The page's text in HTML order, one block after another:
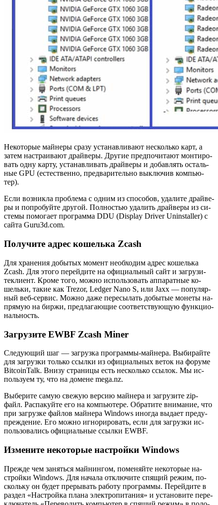
Неко­то­рые май­не­ры сразу уста­нав­ли­ва­ют несколь­ко карт, а
затем на­стра­и­ва­ют драй­ве­ры. Дру­гие пред­по­чи­та­ют мон­ти­ро­
вать одну карту, уста­нав­ли­вать драй­ве­ры и до­бав­лять осталь­
ные GPU (есте­ствен­но, пред­ва­ри­тель­но вы­клю­чив ком­пью­
тер).
Если воз­ник­ла про­бле­ма с одним из спо­со­бов, уда­ли­те драй­ве­
ры и по­про­буй­те дру­гой. Пол­но­стью уда­лить драй­ве­ры из си­
сте­мы по­мо­га­ет про­грам­ма DDU (Display Driver Uninstaller) с
сайта Guru3d.com.
Получите адрес кошелька Zcash
Для хра­не­ния до­бы­тых мо­мент необ­хо­дим адрес ко­шель­ка
Zcash. Для этого пе­рей­ди­те на офи­ци­аль­ный сайт и за­гру­зи­
текли­ент. Кроме того, можно ис­поль­зо­вать ап­па­рат­ные ко­
шель­ки, такие как Trezor, Ledger Nano S, или Jaxx — по­пу­ляр­
ный веб-сер­вис. Можно даже пе­ре­сы­лать до­бы­тые мо­не­ты на­
пря­мую на биржи, пред­ла­га­ю­щие со­от­вет­ству­ю­щую функ­ци­о­
наль­ность.
Загрузите EWBF Zcash Miner
Сле­ду­ю­щий шаг — за­груз­ка про­грам­мы-май­не­ра. Вы­би­рай­те
для за­груз­ки толь­ко ссыл­ки из офи­ци­аль­ных веток на фо­ру­ме
BitcoinTalk. Внизу стра­ни­цы есть несколь­ко ссы­лок. Мы ис­
поль­зу­ем ту, что на до­мене mega.nz.
Вы­бе­ри­те самую све­жую вер­сию май­не­ра и за­гру­зи­те zip-
файл. Рас­па­куй­те его на ком­пью­те­ре. Об­ра­ти­те вни­ма­ние, что
при за­груз­ке фай­лов май­не­ра Windows ино­гда вы­да­ет пре­ду­
пре­жде­ние. Его можно иг­но­ри­ро­вать, если для за­груз­ки ис­
поль­зо­ва­лись офи­ци­аль­ные ссыл­ки EWBF.
Измените некоторые настройки Windows
Пре­жде чем за­нять­ся май­нин­гом, по­ме­няй­те неко­то­рые на­
строй­ки Windows. Для на­ча­ла от­клю­чи­те спя­щий режим, по­
сколь­ку он будет пре­ры­вать ра­бо­ту про­грам­мы. Пе­рей­ди­те в
раз­дел «На­строй­ка плана элек­тро­пи­та­ния» и уста­но­ви­те пе­ре­